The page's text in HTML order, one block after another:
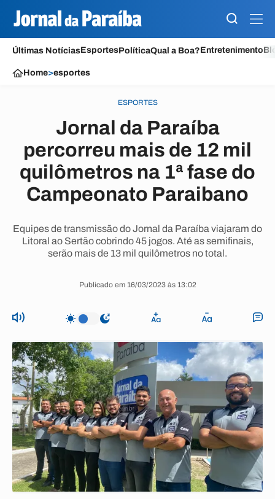
Últimas NotíciasEsportesPolíticaQual a Boa?Entretenimento
Home>esportes
ESPORTES
Jornal da Paraíba
percorreu mais de 12 mil
quilômetros na 1ª fase do
Campeonato Paraibano
Equipes de transmissão do Jornal da Paraíba viajaram do
Litoral ao Sertão cobrindo 45 jogos. Até as semifinais,
serão mais de 13 mil quilômetros no total.
Publicado em 16/03/2023 às 13:02